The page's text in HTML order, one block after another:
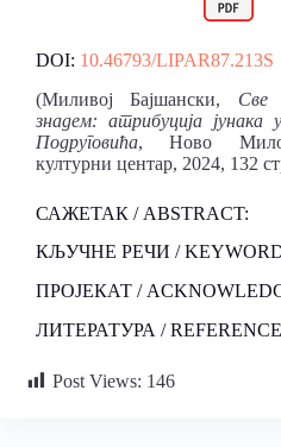
DOI: 10.46793/LIPAR87.213S
(Миливој Бајшански, Све
знадем: атрибуција
Подруговића, Ново
културни центар, 2024, 132
САЖЕТАК / ABSTRACT:
КЉУЧНЕ РЕЧИ /
ПРОЈЕКАТ /
ЛИТЕРАТУРА /
Post Views: 146